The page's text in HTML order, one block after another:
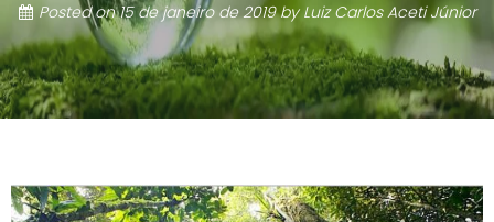
Posted on15 de janeiro de 2019by Luiz Carlos Aceti Júnior